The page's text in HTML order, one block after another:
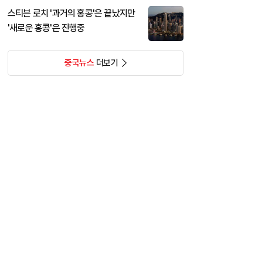
스티븐 로치 '과거의 홍콩'은 끝났지만
'새로운 홍콩'은 진행중
중국뉴스더보기